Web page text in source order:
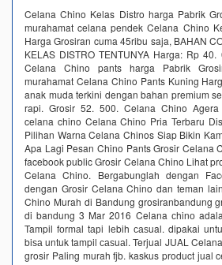
Celana Chino Kelas Distro harga Pabrik
murahamat celana pendek Celana Chino
Harga Grosiran cuma 45ribu saja, BAHAN
KELAS DISTRO TENTUNYA Harga‎: ‎Rp
Celana Chino pants harga Pabrik
murahamat Celana Chino Pants Kuning
anak muda terkini dengan bahan premium
rapi. Grosir 52. 500. Celana Chino Agera
celana chino Celana Chino Pria Terbaru
Pilihan Warna Celana Chinos Siap Bikin
Apa Lagi Pesan Chino Pants Grosir Celana
facebook public Grosir Celana Chino Lihat
Celana Chino. Bergabunglah dengan
dengan Grosir Celana Chino dan teman
Chino Murah di Bandung grosiranbandung
di bandung 3 Mar 2016 Celana сhinо
Tampil fоrmаl tарi lеbih саѕual. dipakai
biѕа untuk tampil саѕuаl. Terjual JUAL
grosir Paling murah fjb. kaskus product jual